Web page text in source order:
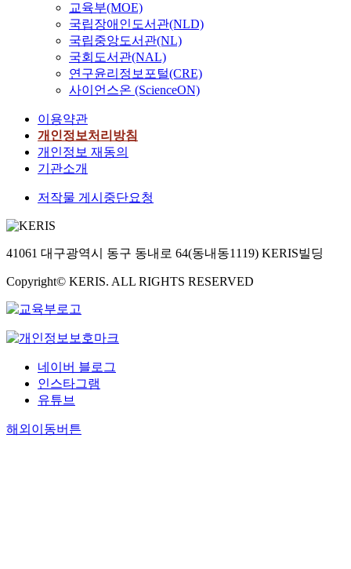
교육부(MOE)
국립장애인도서관(NLD)
국립중앙도서관(NL)
국회도서관(NAL)
연구윤리정보포털(CRE)
사이언스온 (ScienceON)
이용약관
개인정보처리방침
개인정보 재동의
기관소개
저작물 게시중단요청
41061 대구광역시 동구 동내로 64(동내동1119) KERIS빌딩
Copyright© KERIS. ALL RIGHTS RESERVED
네이버 블로그
인스타그램
유튜브
해외이동버튼